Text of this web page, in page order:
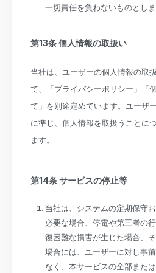
一切責任を負わないものとしま
第13条 個人情報の取扱い
当社は、ユーザーの個人情報の取
て、「プライバシーポリシー」「
て」を別途定めています。ユーザ
に準じ、個人情報を取扱うことに
ます。
第14条 サービスの停止等
当社は、システムの定期保守
必要な場合、停電や第三者の
復困難な損害が生じた場合、
場合には、ユーザーに対し事
なく、本サービスの全部また